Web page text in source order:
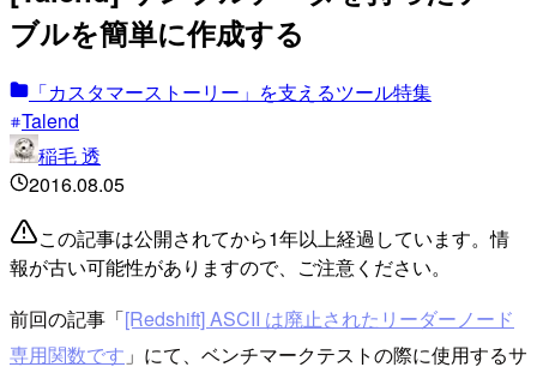
ブルを簡単に作成する
「カスタマーストーリー」を支えるツール特集
Talend
稲毛 透
2016.08.05
この記事は公開されてから1年以上経過しています。情
報が古い可能性がありますので、ご注意ください。
前回の記事「[Redshift] ASCII は廃止されたリーダーノード
専用関数です 」にて、ベンチマークテストの際に使用するサ